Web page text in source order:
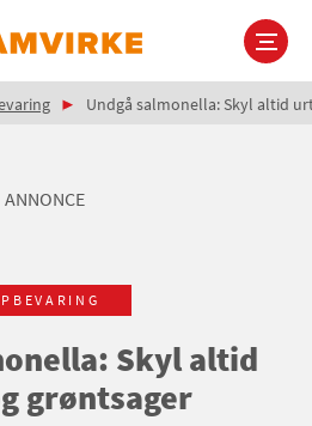
Undgå salmonella: Skyl altid
ANNONCE
Skyl altid
grøntsager